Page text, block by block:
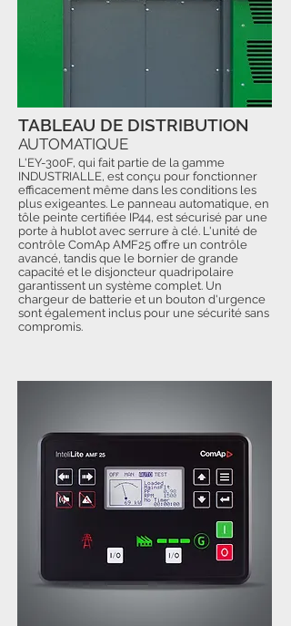
L'EY-300F, qui fait partie de la gamme
INDUSTRIALLE, est conçu pour fonctionner
efficacement même dans les conditions les
plus exigeantes. Le panneau automatique, en
tôle peinte certifiée IP44, est sécurisé par une
porte à hublot avec serrure à clé. L'unité de
contrôle ComAp AMF25 offre un contrôle
avancé, tandis que le bornier de grande
capacité et le disjoncteur quadripolaire
garantissent un système complet. Un
chargeur de batterie et un bouton d'urgence
sont également inclus pour une sécurité sans
compromis.
TABLEAU DE DISTRIBUTION
AUTOMATIQUE